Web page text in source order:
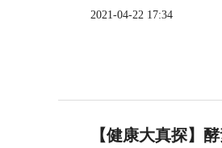
2021-04-22 17:34
【健康大真探】